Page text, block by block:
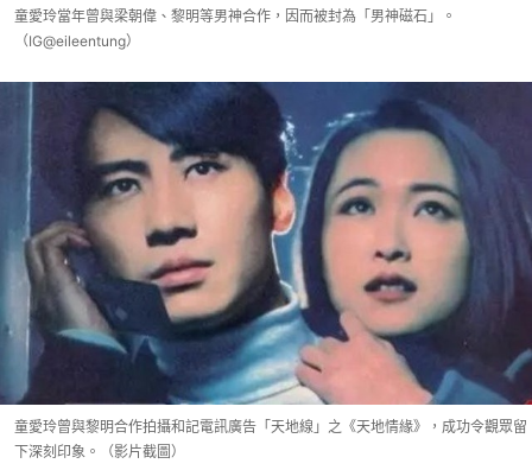
童愛玲當年曾與梁朝偉、黎明等男神合作，因而被封為「男神磁石」。
（IG@eileentung）
童愛玲曾與黎明合作拍攝和記電訊廣告「天地線」之《天地情緣》，成功令觀眾留
下深刻印象。（影片截圖）